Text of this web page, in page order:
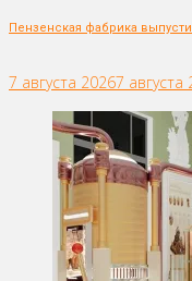
Пензенская фабрика
7 августа 20267 августа